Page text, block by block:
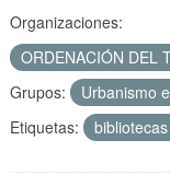
Organizaciones:
ORDENACIÓN DEL
Grupos:
Urbanismo
Etiquetas:
bibliotecas